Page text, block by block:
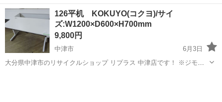
ィー便はご対応しておりません ご了承下さいませ。 ■ご来店の前に在
庫の確認をお願い致します。 ■中古品になります。キズやヘコミ・汚
れ...
大分 中津市 オフィス用家具
126平机 KOKUYO(コクヨ)/サイ
ズ:W1200×D600×H700mm
9,800円
中津市
6月3日
大分県中津市のリサイクルショップ リプラス 中津店です！ ※ジモテ